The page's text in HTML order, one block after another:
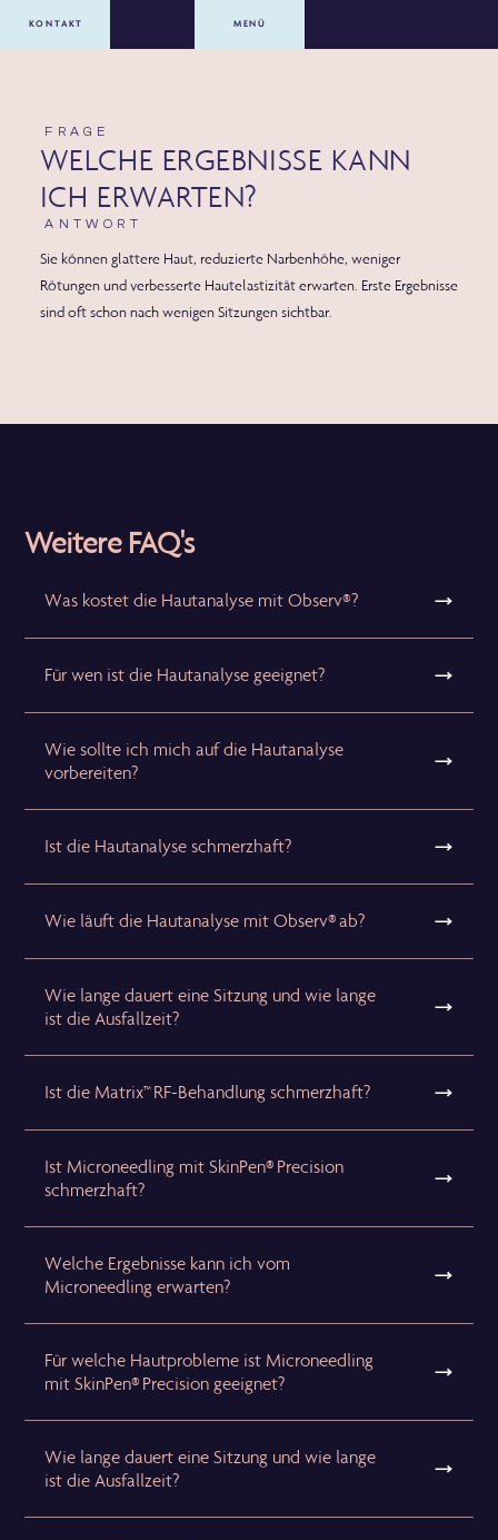
MENÜ
KONTAKT
FRAGE
WELCHE ERGEBNISSE KANN
ICH ERWARTEN?
ANTWORT
Sie können glattere Haut, reduzierte Narbenhöhe, weniger
Rötungen und verbesserte Hautelastizität erwarten. Erste Ergebnisse
sind oft schon nach wenigen Sitzungen sichtbar.
Weitere FAQ's
Was kostet die Hautanalyse mit Observ®?
Für wen ist die Hautanalyse geeignet?
Wie sollte ich mich auf die Hautanalyse
vorbereiten?
Ist die Hautanalyse schmerzhaft?
Wie läuft die Hautanalyse mit Observ® ab?
Wie lange dauert eine Sitzung und wie lange
ist die Ausfallzeit?
Ist die Matrix™ RF-Behandlung schmerzhaft?
Ist Microneedling mit SkinPen® Precision
schmerzhaft?
Welche Ergebnisse kann ich vom
Microneedling erwarten?
Für welche Hautprobleme ist Microneedling
mit SkinPen® Precision geeignet?
Wie lange dauert eine Sitzung und wie lange
ist die Ausfallzeit?